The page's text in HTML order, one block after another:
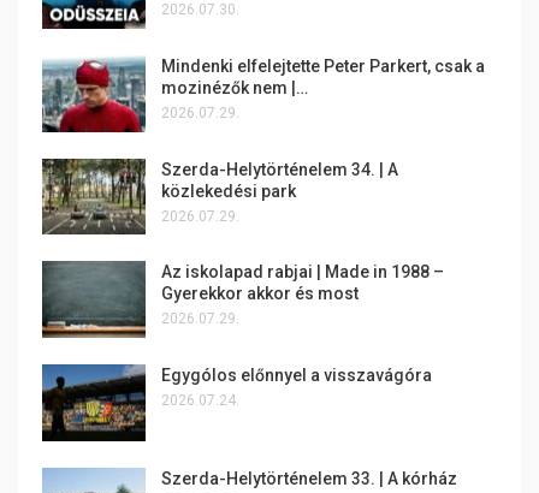
2026.07.30.
Mindenki elfelejtette Peter Parkert, csak a
mozinézők nem |…
2026.07.29.
Szerda-Helytörténelem 34. | A
közlekedési park
2026.07.29.
Az iskolapad rabjai | Made in 1988 –
Gyerekkor akkor és most
2026.07.29.
Egygólos előnnyel a visszavágóra
2026.07.24.
Szerda-Helytörténelem 33. | A kórház